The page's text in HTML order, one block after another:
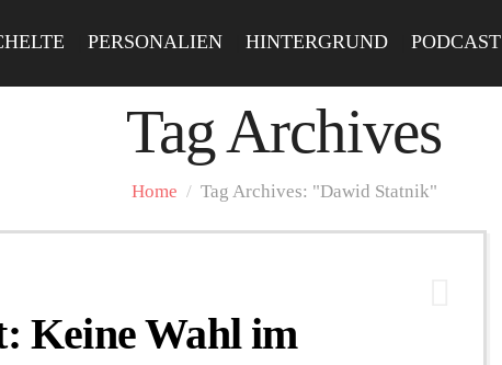
PERSONALIEN HINTERGRUND PODCAST
Tag Archives
Home / Tag Archives: "Dawid Statnik"
Keine Wahl im